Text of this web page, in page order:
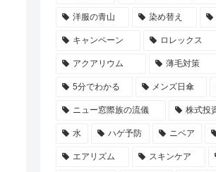
洋服の青山 染め替え
キャンペーン ロレックス
アクアリウム 薄毛対策
5分でわかる メンズ日傘
ニュー窓際族の流儀 株式投
水 ハゲ予防 ニベア
エアリズム スキンケア